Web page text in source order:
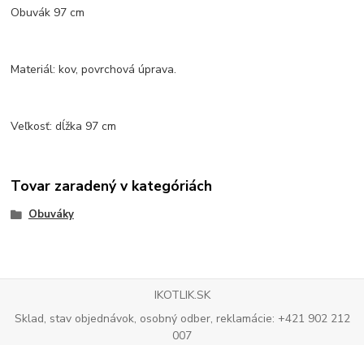
Obuvák 97 cm
Materiál: kov, povrchová úprava.
Veľkosť: dĺžka 97 cm
Tovar zaradený v kategóriách
Obuváky
IKOTLIK.SK
Sklad, stav objednávok, osobný odber, reklamácie: +421 902 212
007